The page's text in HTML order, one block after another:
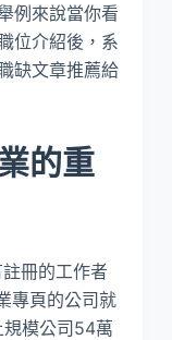
例來說當你看
位介紹後，系
缺文章推薦給
的重
冊的工作者
專頁的公司就
模公司54萬